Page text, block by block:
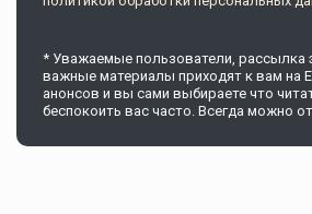
* Уважаемые пользователи, рассылка
важные материалы приходят к вам на
анонсов и вы сами выбираете что
беспокоить вас часто. Всегда можно